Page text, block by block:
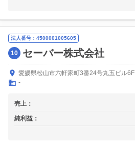
法人番号：4500001005605
10 セーバー株式会社
愛媛県松山市六軒家町3番24号丸五ビル6F
-
売上：
純利益：